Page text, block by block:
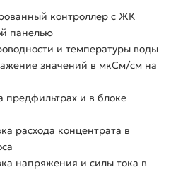
контроллер с ЖК
панелью
и температуры воды
значений в мкСм/см на
предфильтрах и в блоке
расхода концентрата в
напряжения и силы тока в